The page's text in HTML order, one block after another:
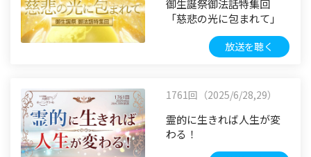
御生誕祭御法話特集回
「慈悲の光に包まれて」
放送を聴く
1761回（2025/6/28,29）
霊的に生きれば人生が変
わる！